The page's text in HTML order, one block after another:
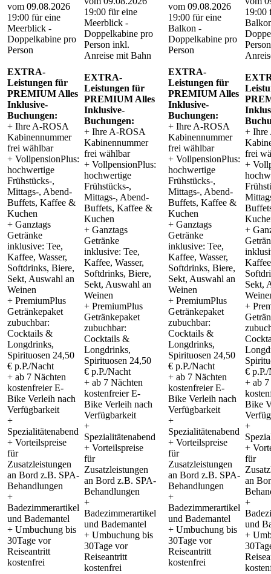
vom 09.08.2026
19:00 für eine
Meerblick -
Doppelkabine pro
Person
EXTRA-
Leistungen für
PREMIUM Alles
Inklusive-
Buchungen:
+ Ihre A-ROSA
Kabinennummer
frei wählbar
+ VollpensionPlus:
hochwertige
Frühstücks-,
Mittags-, Abend-
Buffets, Kaffee &
Kuchen
+ Ganztags
Getränke
inklusive: Tee,
Kaffee, Wasser,
Softdrinks, Biere,
Sekt, Auswahl an
Weinen
+ PremiumPlus
Getränkepaket
zubuchbar:
Cocktails &
Longdrinks,
Spirituosen 24,50
€ p.P./Nacht
+ ab 7 Nächten
kostenfreier E-
Bike Verleih nach
Verfügbarkeit
+
Spezialitätenabend
+ Vorteilspreise
für
Zusatzleistungen
an Bord z.B. SPA-
Behandlungen
+
Badezimmerartikel
und Bademantel
+ Umbuchung bis
30Tage vor
Reiseantritt
kostenfrei
19:00 für eine
Meerblick -
Doppelkabine pro
Person inkl.
Anreise mit Bahn
EXTRA-
Leistungen für
PREMIUM Alles
Inklusive-
Buchungen:
+ Ihre A-ROSA
Kabinennummer
frei wählbar
+ VollpensionPlus:
hochwertige
Frühstücks-,
Mittags-, Abend-
Buffets, Kaffee &
Kuchen
+ Ganztags
Getränke
inklusive: Tee,
Kaffee, Wasser,
Softdrinks, Biere,
Sekt, Auswahl an
Weinen
+ PremiumPlus
Getränkepaket
zubuchbar:
Cocktails &
Longdrinks,
Spirituosen 24,50
€ p.P./Nacht
+ ab 7 Nächten
kostenfreier E-
Bike Verleih nach
Verfügbarkeit
+
Spezialitätenabend
+ Vorteilspreise
für
Zusatzleistungen
an Bord z.B. SPA-
Behandlungen
+
Badezimmerartikel
und Bademantel
+ Umbuchung bis
30Tage vor
Reiseantritt
kostenfrei
vom 09.08.2026
19:00 für eine
Balkon -
Doppelkabine pro
Person
EXTRA-
Leistungen für
PREMIUM Alles
Inklusive-
Buchungen:
+ Ihre A-ROSA
Kabinennummer
frei wählbar
+ VollpensionPlus:
hochwertige
Frühstücks-,
Mittags-, Abend-
Buffets, Kaffee &
Kuchen
+ Ganztags
Getränke
inklusive: Tee,
Kaffee, Wasser,
Softdrinks, Biere,
Sekt, Auswahl an
Weinen
+ PremiumPlus
Getränkepaket
zubuchbar:
Cocktails &
Longdrinks,
Spirituosen 24,50
€ p.P./Nacht
+ ab 7 Nächten
kostenfreier E-
Bike Verleih nach
Verfügbarkeit
+
Spezialitätenabend
+ Vorteilspreise
für
Zusatzleistungen
an Bord z.B. SPA-
Behandlungen
+
Badezimmerartikel
und Bademantel
+ Umbuchung bis
30Tage vor
Reiseantritt
kostenfrei
19:00
+ Ihre
frei
+
+
Sekt,
+
€
+ ab
Bike
+
+
für
an
+
und
+